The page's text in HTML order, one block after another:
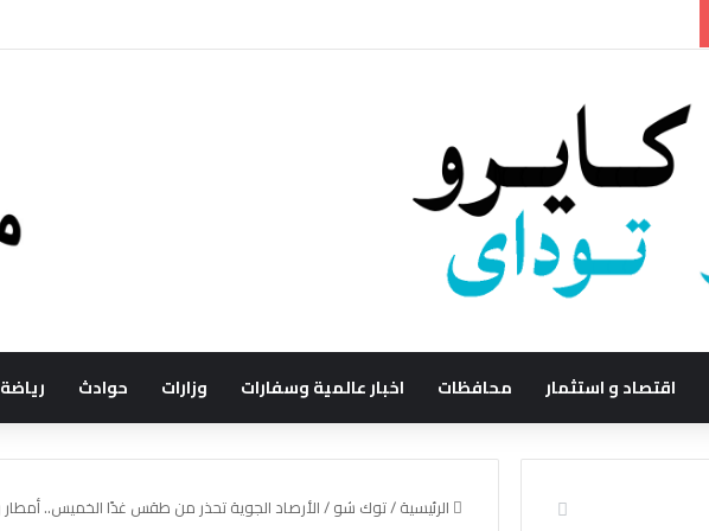
اقتصاد و استثمار محافظات اخبار عالمية وسفارات وزارات حوادث رياضة
الرئيسية/توك شو/الأرصاد الجوية تحذر من طقس غدًا الخميس.. أمطار